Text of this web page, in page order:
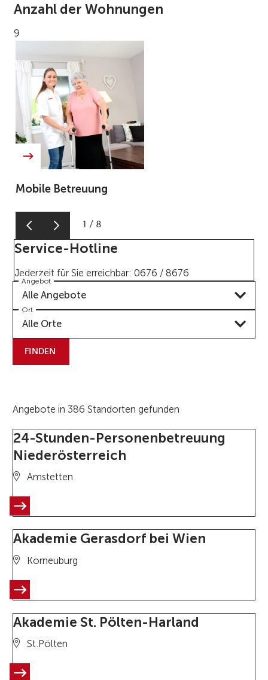
Anzahl der Wohnungen
9
Mobile Betreuung
1 / 8
Service-Hotline
Jederzeit für Sie erreichbar: 0676 / 8676
Angebot
Alle Angebote
Ort
Alle Orte
FINDEN
Angebote in 386 Standorten gefunden
24-Stunden-Personenbetreuung
Niederösterreich
Amstetten
Akademie Gerasdorf bei Wien
Korneuburg
Akademie St. Pölten-Harland
St.Pölten